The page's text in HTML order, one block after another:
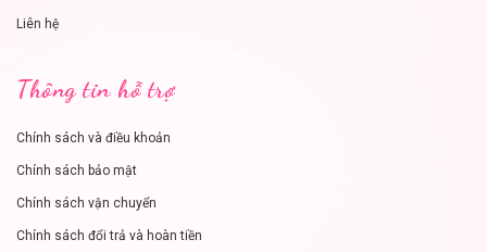
Liên hệ
Thông tin hỗ trợ
Chính sách và điều khoản
Chính sách bảo mật
Chính sách vận chuyển
Chính sách đổi trả và hoàn tiền